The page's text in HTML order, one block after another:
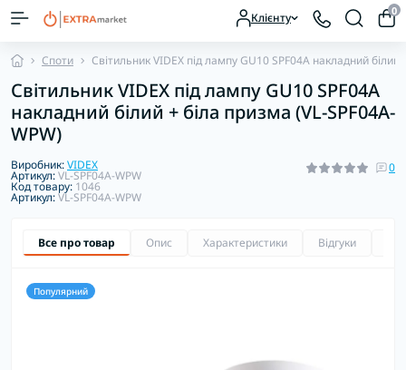
Клієнту 0
Споти Світильник VIDEX під лампу GU10 SPF04A накладний білий
Світильник VIDEX під лампу GU10 SPF04A
накладний білий + біла призма (VL-SPF04A-
WPW)
Виробник:VIDEX
Артикул:VL-SPF04A-WPW
Код товару: 1046
Артикул:VL-SPF04A-WPW
0
Все про товар Опис Характеристики Відгуки
Популярний